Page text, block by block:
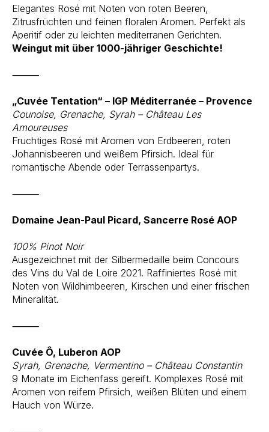
Elegantes Rosé mit Noten von roten Beeren,
Zitrusfrüchten und feinen floralen Aromen. Perfekt als
Aperitif oder zu leichten mediterranen Gerichten.
Weingut mit über 1000-jähriger Geschichte!
⸻
„Cuvée Tentation“ – IGP Méditerranée – Provence
Counoise, Grenache, Syrah – Château Les
Amoureuses
Fruchtiges Rosé mit Aromen von Erdbeeren, roten
Johannisbeeren und weißem Pfirsich. Ideal für
romantische Abende oder Terrassenpartys.
⸻
Domaine Jean-Paul Picard, Sancerre Rosé AOP
100% Pinot Noir
Ausgezeichnet mit der Silbermedaille beim Concours
des Vins du Val de Loire 2021. Raffiniertes Rosé mit
Noten von Wildhimbeeren, Kirschen und einer frischen
Mineralität.
⸻
Cuvée Ô, Luberon AOP
Syrah, Grenache, Vermentino – Château Constantin
9 Monate im Eichenfass gereift. Komplexes Rosé mit
Aromen von reifem Pfirsich, weißen Blüten und einem
Hauch von Würze.